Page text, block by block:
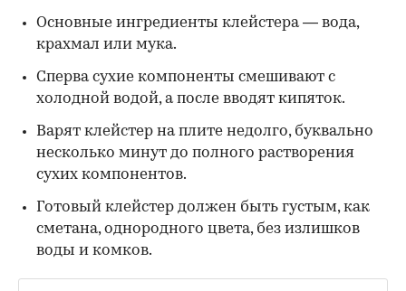
Основные ингредиенты клейстера — вода,
крахмал или мука.
Сперва сухие компоненты смешивают с
холодной водой, а после вводят кипяток.
Варят клейстер на плите недолго, буквально
несколько минут до полного растворения
сухих компонентов.
Готовый клейстер должен быть густым, как
сметана, однородного цвета, без излишков
воды и комков.